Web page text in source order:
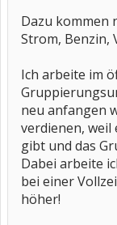
Dazu kommen
Strom, Benzin,
Ich arbeite im
neu anfangen
verdienen,
gibt und das
Dabei arbeite
bei einer
höher!